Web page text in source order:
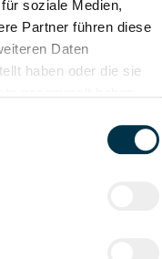
soziale Medien,
Partner führen diese
Daten
haben oder die sie
Tolle Aus- und
Aufstiegsmöglichkeiten
(m/w/d)